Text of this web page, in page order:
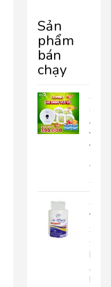
Phòng Tắm
Resort
Sản
phẩm
bán
chạy
GIA
VUI
VẺ
Giấy
Vệ
Sinh
Lớn
An